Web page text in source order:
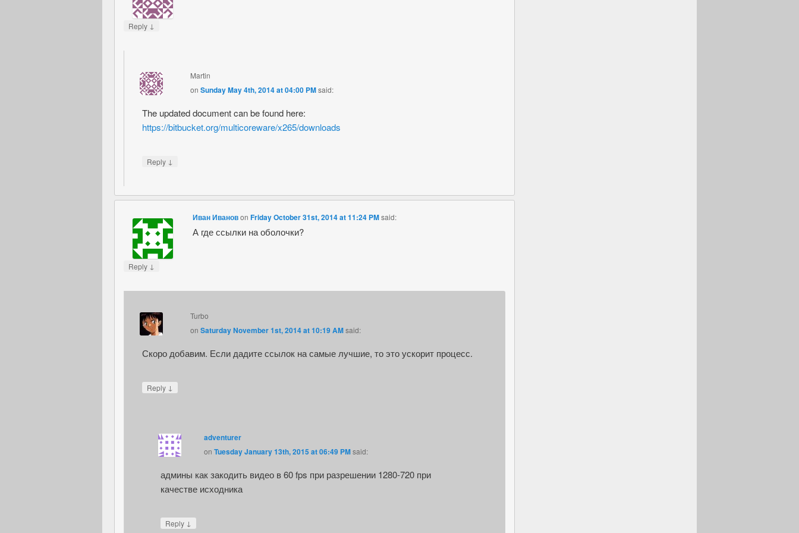
Reply ↓
Martin
onSunday May 4th, 2014 at 04:00 PMsaid:
The updated document can be found here:
https://bitbucket.org/multicoreware/x265/downloads
Reply ↓
Иван Ивановon Friday October 31st, 2014 at 11:24 PM said:
А где ссылки на оболочки?
Reply ↓
Turbo
onSaturday November 1st, 2014 at 10:19 AMsaid:
Скоро добавим. Если дадите ссылок на самые лучшие, то это ускорит процесс.
Reply ↓
adventurer
on Tuesday January 13th, 2015 at 06:49 PMsaid:
админы как закодить видео в 60 fps при разрешении 1280-720 при
качестве исходника
Reply ↓